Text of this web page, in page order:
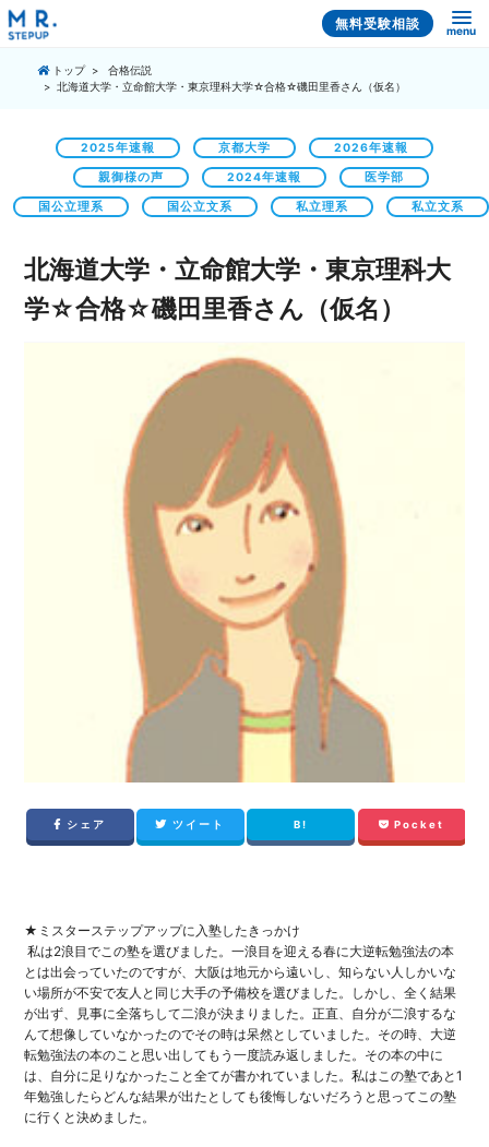
無料受験相談 menu
トップ
合格伝説
北海道大学・立命館大学・東京理科大学☆合格☆磯田里香さん（仮名）
2025年速報 京都大学 2026年速報
親御様の声 2024年速報 医学部
国公立理系 国公立文系 私立理系 私立文系
北海道大学・立命館大学・東京理科大
学☆合格☆磯田里香さん（仮名）
シェア ツイート B! Pocket
★ミスターステップアップに入塾したきっかけ
私は2浪目でこの塾を選びました。一浪目を迎える春に大逆転勉強法の本
とは出会っていたのですが、 大阪は地元から遠いし、知らない人しかいな
い場所が不安で友人と同じ大手の予備校を選びました。しかし、全く結果
が出ず、
見事に全落ちして二浪が決まりました。正直、 自分が二浪するな
んて想像していなかったのでその時は呆然としていました。その時、 大逆
転勉強法の本のこと思い出してもう一度読み返しました。 その本の中に
は、 自分に足りなかったこと全てが書かれていました。私はこの塾であと1
年勉強したらどんな結果が出たとしても後悔しないだろうと思ってこの塾
に行くと決めました。